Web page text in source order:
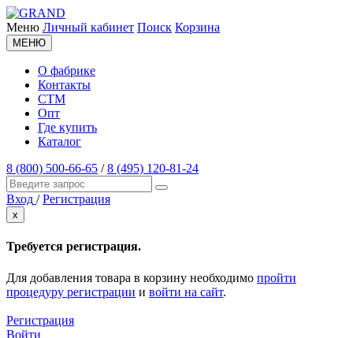
Меню Личный кабинет Поиск Корзина
МЕНЮ
О фабрике
Контакты
СТМ
Опт
Где купить
Каталог
8 (800) 500-66-65 /8 (495) 120-81-24
Вход / Регистрация
x
Требуется регистрация.
Для добавления товара в корзину необходимо пройти
процедуру регистрации и войти на сайт.
Регистрация
Войти